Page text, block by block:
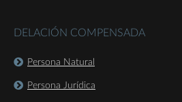
DELACIÓN COMPENSADA
Persona Natural
Persona Jurídica